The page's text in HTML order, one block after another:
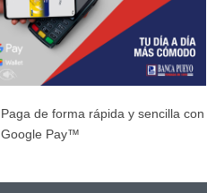
Paga de forma rápida y sencilla con
Google Pay™